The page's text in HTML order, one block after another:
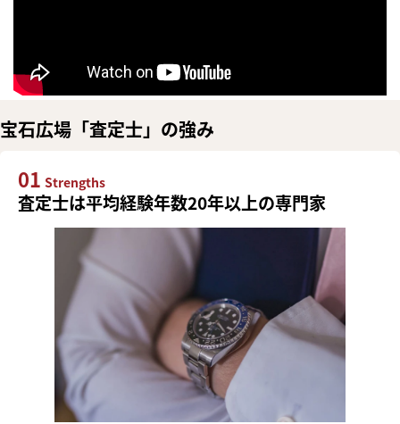
宝石広場「査定士」の強み
01 Strengths
査定士は平均経験年数20年以上の専門家